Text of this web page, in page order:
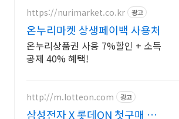
https://nurimarket.co.kr 광고
온누리마켓 상생페이백 사용처
온누리상품권 사용 7%할인 + 소득
공제 40% 혜택!
http://m.lotteon.com 광고
삼성전자 X 롯데ON 첫구매 최